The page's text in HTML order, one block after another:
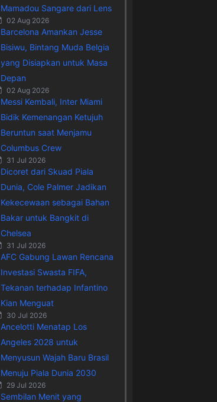
Mamadou Sangare dari Lens
02 Aug 2026
Barcelona Amankan Jesse
Bisiwu, Bintang Muda Belgia
yang Disiapkan untuk Masa
Depan
02 Aug 2026
Messi Kembali, Inter Miami
Bidik Kemenangan Ketujuh
Beruntun saat Menjamu
Columbus Crew
31 Jul 2026
Dicoret dari Skuad Piala
Dunia, Cole Palmer Jadikan
Kekecewaan sebagai Bahan
Bakar untuk Bangkit di
Chelsea
31 Jul 2026
AFC Gabung Lawan Rencana
Investasi Swasta FIFA,
Tekanan terhadap Infantino
Kian Menguat
30 Jul 2026
Ancelotti Menatap Los
Angeles 2028 untuk
Menyusun Wajah Baru Brasil
Menuju Piala Dunia 2030
29 Jul 2026
Sembilan Menit yang